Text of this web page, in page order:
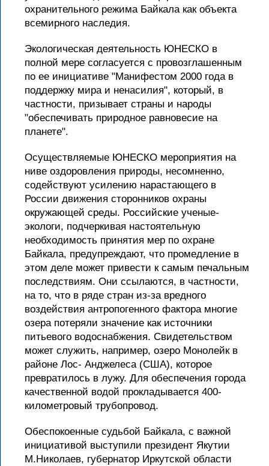
охранительного режима Байкала как объекта
всемирного наследия.
Экологическая деятельность ЮНЕСКО в
полной мере согласуется с провозглашенным
по ее инициативе "Манифестом 2000 года в
поддержку мира и ненасилия", который, в
частности, призывает страны и народы
"обеспечивать природное равновесие на
планете".
Осуществляемые ЮНЕСКО мероприятия на
ниве оздоровления природы, несомненно,
содействуют усилению нарастающего в
России движения сторонников охраны
окружающей среды. Российские ученые-
экологи, подчеркивая настоятельную
необходимость принятия мер по охране
Байкала, предупреждают, что промедление в
этом деле может привести к самым печальным
последствиям. Они ссылаются, в частности,
на то, что в ряде стран из-за вредного
воздействия антропогенного фактора многие
озера потеряли значение как источники
питьевого водоснабжения. Свидетельством
может служить, например, озеро Монолейк в
районе Лос- Анджелеса (США), которое
превратилось в лужу. Для обеспечения города
качественной водой прокладывается 400-
километровый трубопровод.
Обеспокоенные судьбой Байкала, с важной
инициативой выступили президент Якутии
М.Николаев, губернатор Иркутской области